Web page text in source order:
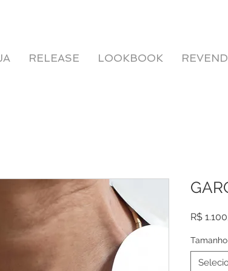
RELEASE LOOKBOOK
R$
Tamanho